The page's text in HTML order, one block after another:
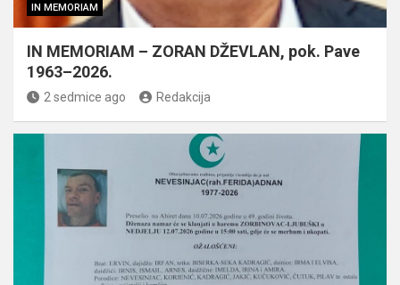
IN MEMORIAM
IN MEMORIAM – ZORAN DŽEVLAN, pok. Pave
1963–2026.
2 sedmice ago Redakcija